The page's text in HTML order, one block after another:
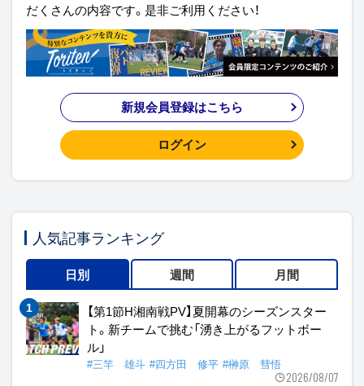
だくさんの内容です。是非ご利用ください！
新規会員登録はこちら
ログイン
人気記事ランキング
日別 週間 月間
【第1節H湘南戦PV】夏開幕のシーズンスター
ト。新チームで挑む「湧き上がるフットボー
ル」
#三竿 雄斗 #四方田 修平 #榊原 彗悟
2026/08/07